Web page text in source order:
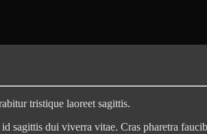
tristique laoreet sagittis.
dui viverra vitae. Cras pharetra